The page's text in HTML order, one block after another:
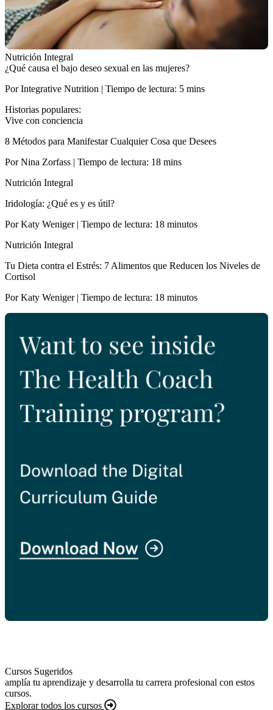
Nutrición Integral
¿Qué causa el bajo deseo sexual en las mujeres?
Por Integrative Nutrition | Tiempo de lectura: 5 mins
Historias populares:
Vive con conciencia
8 Métodos para Manifestar Cualquier Cosa que Desees
Por Nina Zorfass | Tiempo de lectura: 18 mins
Nutrición Integral
Iridología: ¿Qué es y es útil?
Por Katy Weniger | Tiempo de lectura: 18 minutos
Nutrición Integral
Tu Dieta contra el Estrés: 7 Alimentos que Reducen los Niveles de
Cortisol
Por Katy Weniger | Tiempo de lectura: 18 minutos
Cursos Sugeridos
amplía tu aprendizaje y desarrolla tu carrera profesional con estos
cursos.
Explorar todos los cursos